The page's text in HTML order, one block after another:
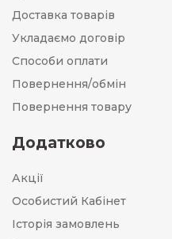
Доставка товарів
Укладаємо договір
Способи оплати
Повернення/обмін
Повернення товару
Додатково
Акції
Особистий Кабінет
Історія замовлень